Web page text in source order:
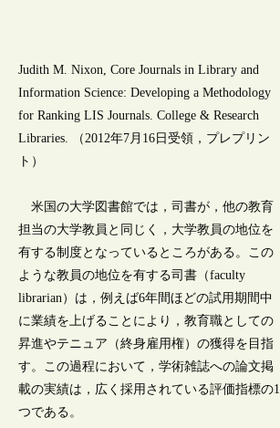
Judith M. Nixon, Core Journals in Library and
Information Science: Developing a Methodology
for Ranking LIS Journals. College & Research
Libraries. （2012年7月16日受領，プレプリン
ト）
米国の大学図書館では，司書が，他の教育
担当の大学教員と同じく，大学教員の地位を
有する制度となっているところがある。この
ような教員の地位を有する司書（faculty
librarian）は，例えば6年間ほどの試用期間中
に業績を上げることにより，教育職としての
昇進やテニュア（終身雇用権）の獲得を目指
す。この過程において，学術雑誌への論文掲
載の実績は，広く採用されている評価指標の1
つである。